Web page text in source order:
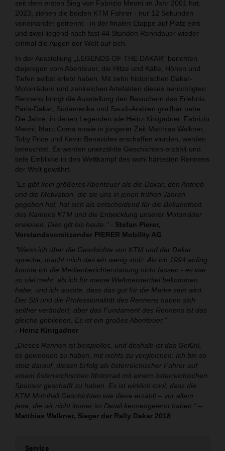
seit dem ersten Sieg von Fabrizio Meoni im Jahr 2001 hat.
2023, ziehen die beiden KTM Fahrer - nur 12 Sekunden
voneinander getrennt - in der finalen Etappe auf Platz eins
und zwei liegend nach fast 44 Stunden Renndauer wieder
einmal die Augen der Welt auf sich.
In der Ausstellung „LEGENDS OF THE DAKAR" berichten
diejenigen vom Abenteuer, die Hitze und Kälte, Höhen und
Tiefen selbst erlebt haben. Mit zehn historischen Dakar-
Motorrädern und zahlreichen Artefakten dieses berüchtigten
Rennens bringt die Ausstellung den Besuchern das Erlebnis
Paris-Dakar, Südamerika und Saudi-Arabien greifbar nahe.
Die Jahre, in denen Legenden wie Heinz Kinigadner, Fabrizio
Meoni, Marc Coma sowie in jüngerer Zeit Matthias Walkner,
Toby Price und Kevin Benavides erschaffen wurden, werden
beleuchtet. Es werden unerzählte Geschichten erzählt und
tiefe Einblicke in den Wettkampf des wohl härtesten Rennens
der Welt gewährt.
"Es gibt kein größeres Abenteuer als die Dakar; den Antrieb
und die Motivation, die sie uns in jenen frühen Jahren
gegeben hat, hat sich als entscheidend für die Bekanntheit
des Namens KTM und die Entwicklung unserer Motorräder
erwiesen. Dies gilt bis heute." - Stefan Pierer,
Vorstandsvorsitzender PIERER Mobility AG
"Wenn ich über die Geschichte von KTM und der Dakar
spreche, macht mich das ein wenig stolz. Als ich 1994 anfing,
konnte ich die Medienberichterstattung nicht fassen - es war
so viel mehr, als ich für meine Weltmeistertitel bekommen
habe, und ich wusste, dass das gut für die Marke sein wird.
Der Stil und die Professionalität des Rennens haben sich
seither verändert, aber das Fundament des Rennens ist das
gleiche geblieben. Es ist ein großes Abenteuer."
- Heinz Kinigadner
„Dieses Rennen ist beispiellos, und deshalb ist das Gefühl,
es gewonnen zu haben, mit nichts zu vergleichen. Ich bin so
stolz darauf, diesen Erfolg als österreichischer Fahrer auf
einem österreichischen Motorrad mit einem österreichischen
Sponsor geschafft zu haben. Es ist wirklich cool, dass die
KTM Motohall Geschichten wie diese erzählt – vor allem
jene, die wir nicht immer im Detail kennengelernt haben.“ –
Matthias Walkner, Sieger der Rally Dakar 2018
Service